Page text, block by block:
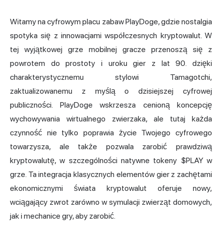
Witamy na cyfrowym placu zabaw PlayDoge, gdzie nostalgia
spotyka się z innowacjami współczesnych kryptowalut. W
tej wyjątkowej grze mobilnej gracze przenoszą się z
powrotem do prostoty i uroku gier z lat 90. dzięki
charakterystycznemu stylowi Tamagotchi,
zaktualizowanemu z myślą o dzisiejszej cyfrowej
publiczności. PlayDoge wskrzesza cenioną koncepcję
wychowywania wirtualnego zwierzaka, ale tutaj każda
czynność nie tylko poprawia życie Twojego cyfrowego
towarzysza, ale także pozwala zarobić prawdziwą
kryptowalutę, w szczególności natywne tokeny $PLAY w
grze. Ta integracja klasycznych elementów gier z zachętami
ekonomicznymi świata kryptowalut oferuje nowy,
wciągający zwrot zarówno w symulacji zwierząt domowych,
jak i mechanice gry, aby zarobić.